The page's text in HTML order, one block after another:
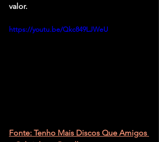
valor.
https://youtu.be/Qkc849LJWeU
Fonte: Tenho Mais Discos Que Amigos